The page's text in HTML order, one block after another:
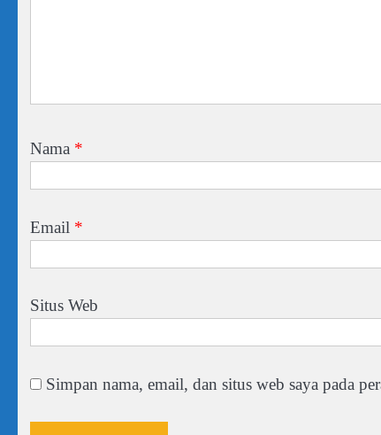
Nama *
Email *
Situs Web
Simpan nama, email, dan situs web saya pada